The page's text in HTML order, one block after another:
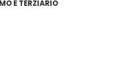
E TERZIARIO